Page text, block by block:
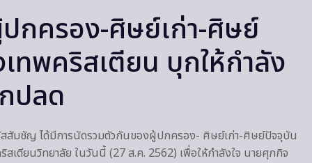
กครอง-ศิษย์เก่า-ศิษย์
ทพคริสเตียน บุกให้กำลัง
ปลด
สัมชัญ ได้มีการนัดรวมตัวกันของผู้ปกครอง- ศิษย์เก่า-ศิษย์ปัจจุบัน
สเตียนวิทยาลัย ในวันนี้ (27 ส.ค. 2562) เพื่อให้กำลังใจ นายศุภกิจ